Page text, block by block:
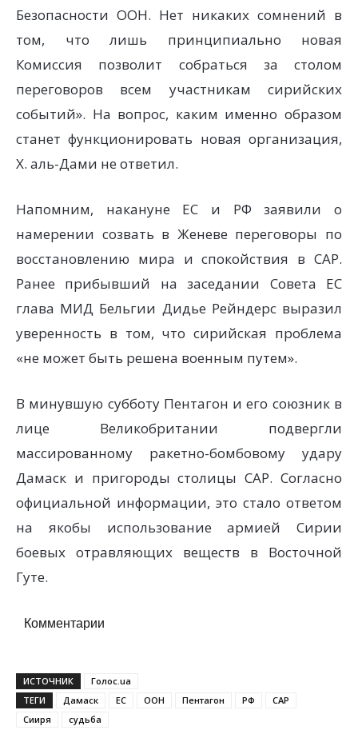
Безопасности ООН. Нет никаких сомнений в
том, что лишь принципиально новая
Комиссия позволит собраться за столом
переговоров всем участникам сирийских
событий». На вопрос, каким именно образом
станет функционировать новая организация,
Х. аль-Дами не ответил.
Напомним, накануне ЕС и РФ заявили о
намерении созвать в Женеве переговоры по
восстановлению мира и спокойствия в САР.
Ранее прибывший на заседании Совета ЕС
глава МИД Бельгии Дидье Рейндерс выразил
уверенность в том, что сирийская проблема
«не может быть решена военным путем».
В минувшую субботу Пентагон и его союзник в
лице Великобритании подвергли
массированному ракетно-бомбовому удару
Дамаск и пригороды столицы САР. Согласно
официальной информации, это стало ответом
на якобы использование армией Сирии
боевых отравляющих веществ в Восточной
Гуте.
Комментарии
ИСТОЧНИК
Голос.ua
ТЕГИ
Дамаск ЕС ООН Пентагон РФ
САР
Сииря
судьба